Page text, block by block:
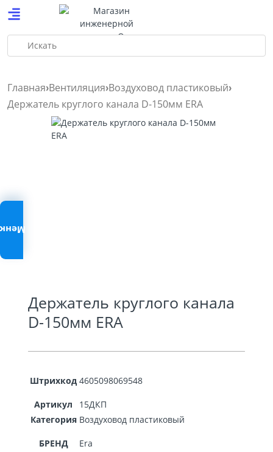
Искать
Главная Вентиляция Воздуховод пластиковый
Держатель круглого канала D-150мм ERA
Держатель круглого канала
D-150мм ERA
Штрихкод 4605098069548
Артикул
15ДКП
Категория Воздуховод пластиковый
БРЕНД Era